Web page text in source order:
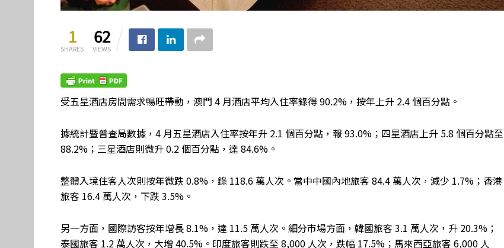
1
SHARES
62
VIEWS
受五星酒店房間需求暢旺帶動，澳門 4 月酒店平均入住率錄得 90.2%，按年上升 2.4 個百分點。
據統計暨普查局數據，4 月五星酒店入住率按年升 2.1 個百分點，報 93.0%；四星酒店上升 5.8 個百分點至
88.2%；三星酒店則微升 0.2 個百分點，達 84.6%。
整體入境住客人次則按年微跌 0.8%，錄 118.6 萬人次。當中中國內地旅客 84.4 萬人次，減少 1.7%；香港
旅客 16.4 萬人次，下跌 3.5%。
另一方面，國際訪客按年增長 8.1%，達 11.5 萬人次。細分市場方面，韓國旅客 3.1 萬人次，升 20.3%；
泰國旅客 1.2 萬人次，大增 40.5%。印度旅客則跌至 8,000 人次，跌幅 17.5%；馬來西亞旅客 6,000 人